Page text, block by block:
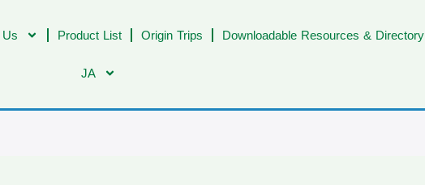
Product List Origin Trips Downloadable Resources & Directory
JA